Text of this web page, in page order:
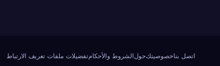
تفضيلات ملفات تعريف الارتباطالشروط والأحكام حولخصوصيتكاتصل بنا